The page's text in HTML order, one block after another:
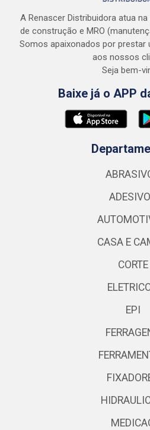
A Renascer Distribuidora atua
de construção e MRO
Somos apaixonados por prestar
aos nossos
Seja bem-
Baixe já o APP
CASA E
CORTE
EPI